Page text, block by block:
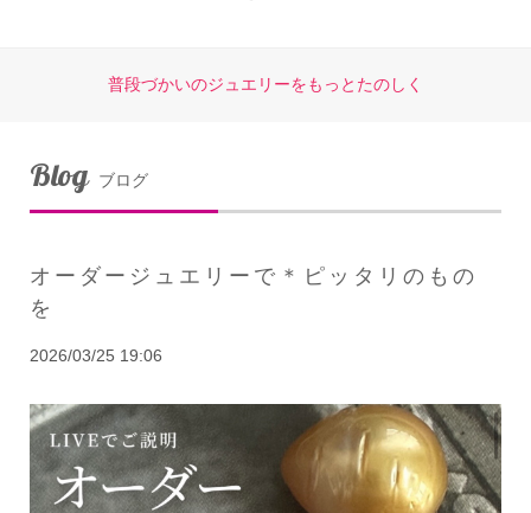
普段づかいのジュエリーをもっとたのしく
Blog ブログ
オーダージュエリーで＊ピッタリのもの
を
2026/03/25 19:06